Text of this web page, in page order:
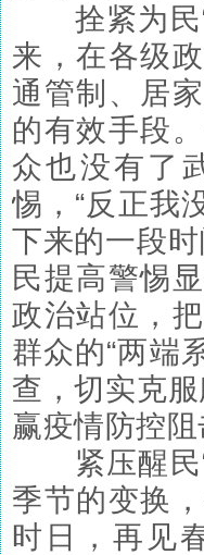
拴紧为民“
来，在各级
通管制、居
的有效手段
众也没有了
惕，“反正我
下来的一段
民提高警惕
政治站位，
群众的“两端
查，切实克
赢疫情防控
紧压醒民“
季节的变换
时日，再见